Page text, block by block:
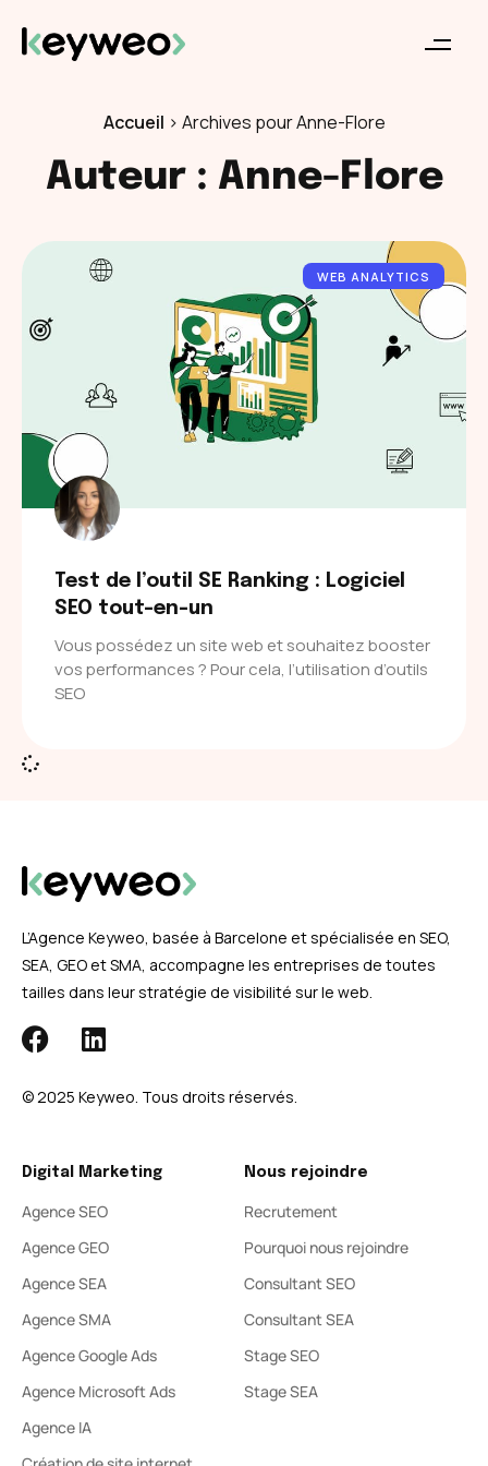
Accueil > Archives pour Anne-Flore
Auteur : Anne-Flore
WEB ANALYTICS
Test de l’outil SE Ranking : Logiciel
SEO tout-en-un
Vous possédez un site web et souhaitez booster
vos performances ? Pour cela, l’utilisation d’outils
SEO
L’Agence Keyweo, basée à Barcelone et spécialisée en SEO,
SEA, GEO et SMA, accompagne les entreprises de toutes
tailles dans leur stratégie de visibilité sur le web.
© 2025 Keyweo. Tous droits réservés.​
Digital Marketing
Agence SEO
Agence GEO
Agence SEA
Agence SMA
Agence Google Ads
Agence Microsoft Ads
Agence IA
Nous rejoindre
Recrutement
Pourquoi nous rejoindre
Consultant SEO
Consultant SEA
Stage SEO
Stage SEA